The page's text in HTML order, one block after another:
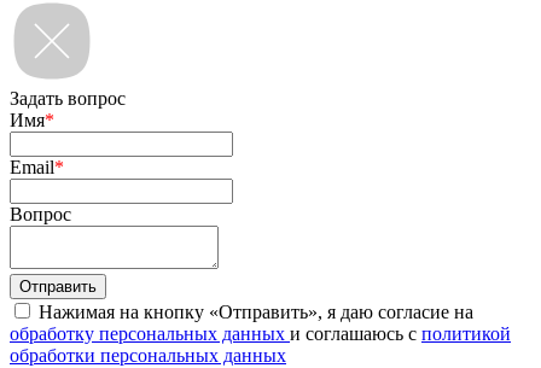
Задать вопрос
Имя*
Email*
Вопрос
Нажимая на кнопку «Отправить», я даю согласие на
обработку персональных данных и соглашаюсь с политикой
обработки персональных данных